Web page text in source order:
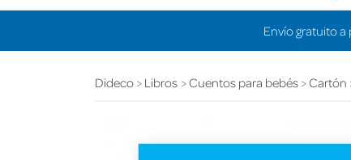
Envío gratuito a
Dideco Libros Cuentos para bebés Cartón